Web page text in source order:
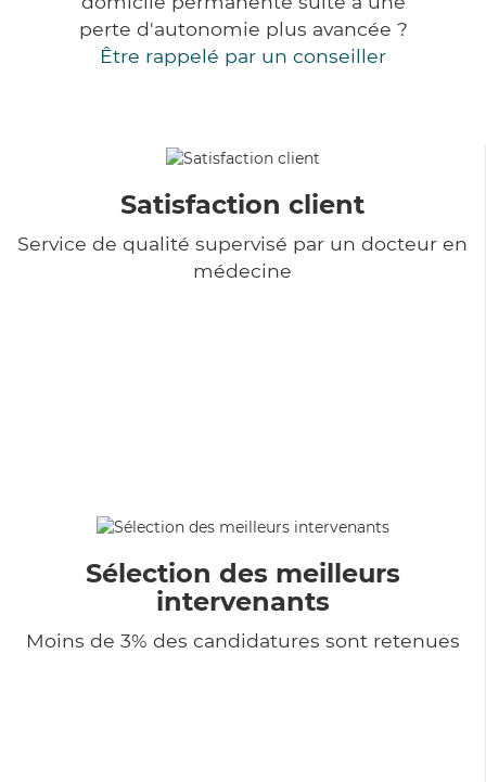
perte d'autonomie plus avancée ?
Être rappelé par un conseiller
Satisfaction client
Service de qualité supervisé par un docteur en
médecine
Sélection des meilleurs
intervenants
Moins de 3% des candidatures sont retenues